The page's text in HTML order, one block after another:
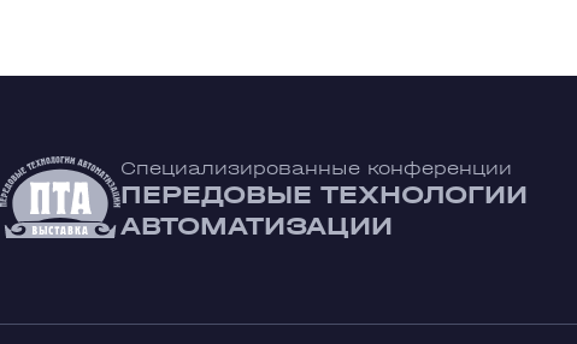
Специализированные конференции
ПЕРЕДОВЫЕ ТЕХНОЛОГИИ
АВТОМАТИЗАЦИИ